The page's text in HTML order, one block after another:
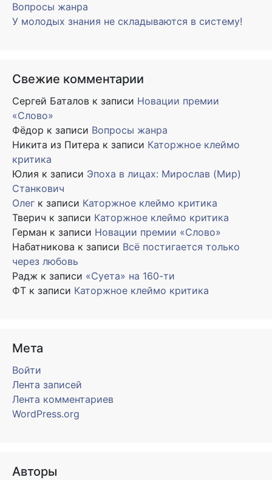
Вопросы жанра
У молодых знания не складываются в систему!
Свежие комментарии
Сергей Баталов к записи Новации премии
«Слово»
Фёдор к записи Вопросы жанра
Никита из Питера к записи Каторжное клеймо
критика
Юлия к записи Эпоха в лицах: Мирослав (Мир)
Станкович
Олег к записи Каторжное клеймо критика
Тверич к записи Каторжное клеймо критика
Герман к записи Новации премии «Слово»
Набатникова к записи Всё постигается только
через любовь
Радж к записи «Суета» на 160-ти
ФТ к записи Каторжное клеймо критика
Мета
Войти
Лента записей
Лента комментариев
WordPress.org
Авторы